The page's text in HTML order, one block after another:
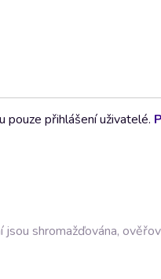
pouze přihlášení uživatelé.
shromažďována,